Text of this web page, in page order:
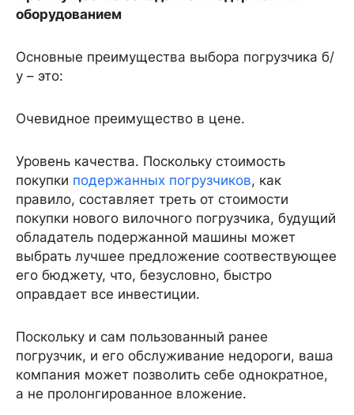
оборудованием
Основные преимущества выбора погрузчика б/
у – это:
Очевидное преимущество в цене.
Уровень качества. Поскольку стоимость
покупки подержанных погрузчиков, как
правило, составляет треть от стоимости
покупки нового вилочного погрузчика, будущий
обладатель подержанной машины может
выбрать лучшее предложение соотвествующее
его бюджету, что, безусловно, быстро
оправдает все инвестиции.
Поскольку и сам пользованный ранее
погрузчик, и его обслуживание недороги, ваша
компания может позволить себе однократное,
а не пролонгированное вложение.